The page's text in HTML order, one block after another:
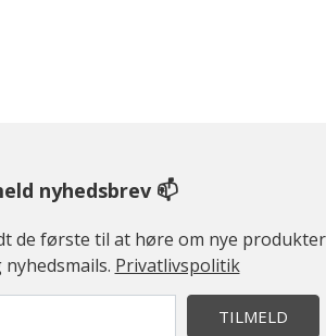
nyhedsbrev 📫
de første til at høre om nye
Privatlivspolitik
TILMELD